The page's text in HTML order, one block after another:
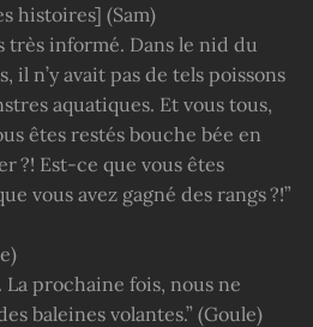
histoires] (Sam)
très informé. Dans le nid du
il n’y avait pas de tels poissons
aquatiques. Et vous tous,
êtes restés bouche bée en
?! Est-ce que vous êtes
vous avez gagné des rangs ?!”
La prochaine fois, nous ne
baleines volantes.” (Goule)